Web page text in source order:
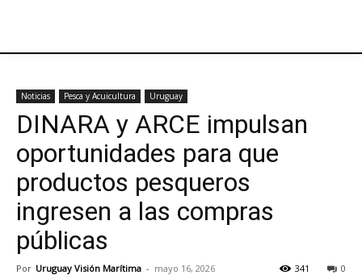
Noticias Pesca y Acuicultura Uruguay
DINARA y ARCE impulsan
oportunidades para que
productos pesqueros
ingresen a las compras
públicas
Por Uruguay Visión Marítima - mayo 16, 2026 0
341